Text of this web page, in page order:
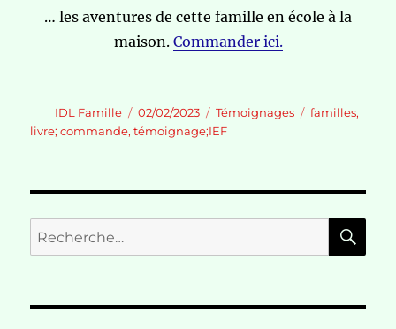
… les aventures de cette famille en école à la
maison. Commander ici.
Auteur
IDL Famille
Publié
le
02/02/2023 Catégories
Témoignages Étiquettes
familles,
livre; commande,témoignage;IEF
Recherche
pour :